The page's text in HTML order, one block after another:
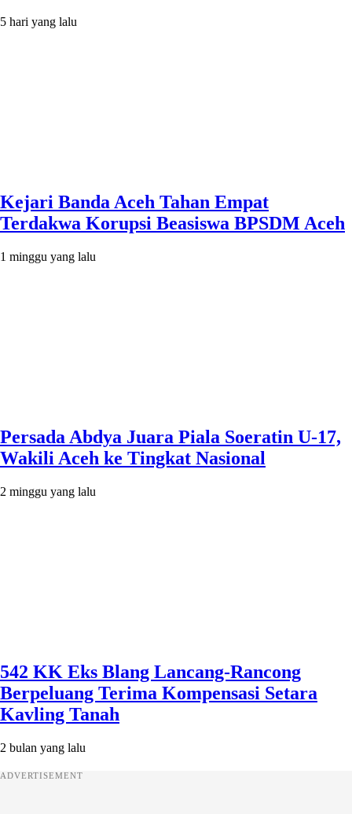
5 hari yang lalu
Kejari Banda Aceh Tahan Empat
Terdakwa Korupsi Beasiswa BPSDM Aceh
1 minggu yang lalu
Persada Abdya Juara Piala Soeratin U-17,
Wakili Aceh ke Tingkat Nasional
2 minggu yang lalu
542 KK Eks Blang Lancang-Rancong
Berpeluang Terima Kompensasi Setara
Kavling Tanah
2 bulan yang lalu
ADVERTISEMENT